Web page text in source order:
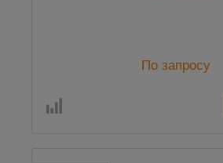
По запросу